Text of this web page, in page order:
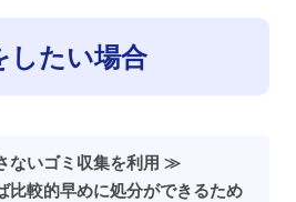
したい場合
ないゴミ収集を利用 ≫
比較的早めに処分ができるため